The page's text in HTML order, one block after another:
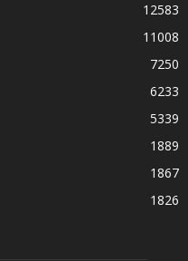
12583
11008
7250
6233
5339
1889
1867
1826